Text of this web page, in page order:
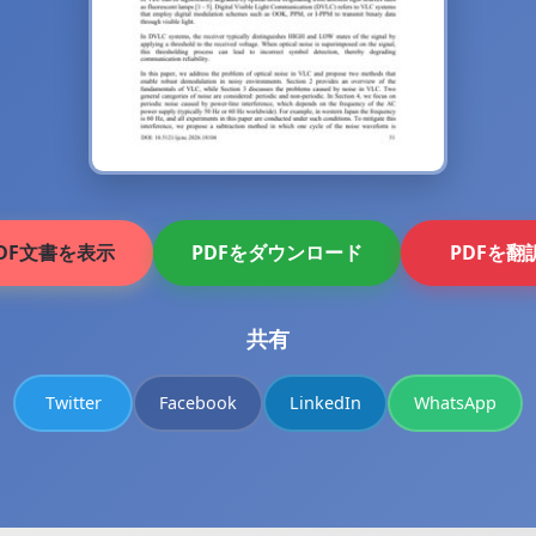
文書を表示 PDFをダウンロード PDFを翻
共有
Twitter Facebook LinkedIn WhatsApp